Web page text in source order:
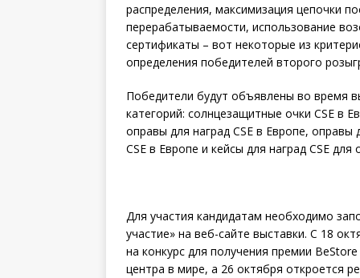
распределения, максимизация цепочки
перерабатываемости, использование
сертификаты – вот некоторые из
определения победителей второго
Победители будут объявлены во время
категорий: солнцезащитные очки CSE в
оправы для наград CSE в Европе, оправы
CSE в Европе и кейсы для наград CSE для
Для участия кандидатам необходимо
участие» на веб-сайте выставки. С 18
на конкурс для получения премии
центра в мире, а 26 октября откроется